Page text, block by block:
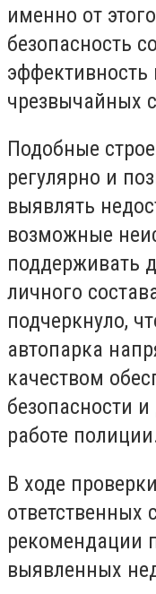
именно от
безопасность
эффективность
чрезвычайных
Подобные
регулярно и
выявлять
возможные
поддерживать
личного
подчеркнуло,
автопарка
качеством
безопасности
работе
В ходе
ответственных
рекомендации
выявленных